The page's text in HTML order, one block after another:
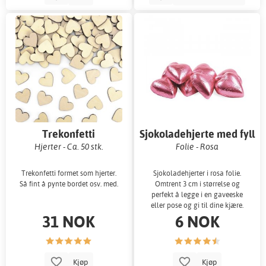
Trekonfetti
Hjerter - Ca. 50 stk.
Trekonfetti formet som hjerter.
Så fint å pynte bordet osv. med.
31 NOK
Kjøp
Sjokoladehjerte med fyll
Folie - Rosa
Sjokoladehjerter i rosa folie.
Omtrent 3 cm i størrelse og
perfekt å legge i en gaveeske
eller pose og gi til dine kjære.
6 NOK
Kjøp